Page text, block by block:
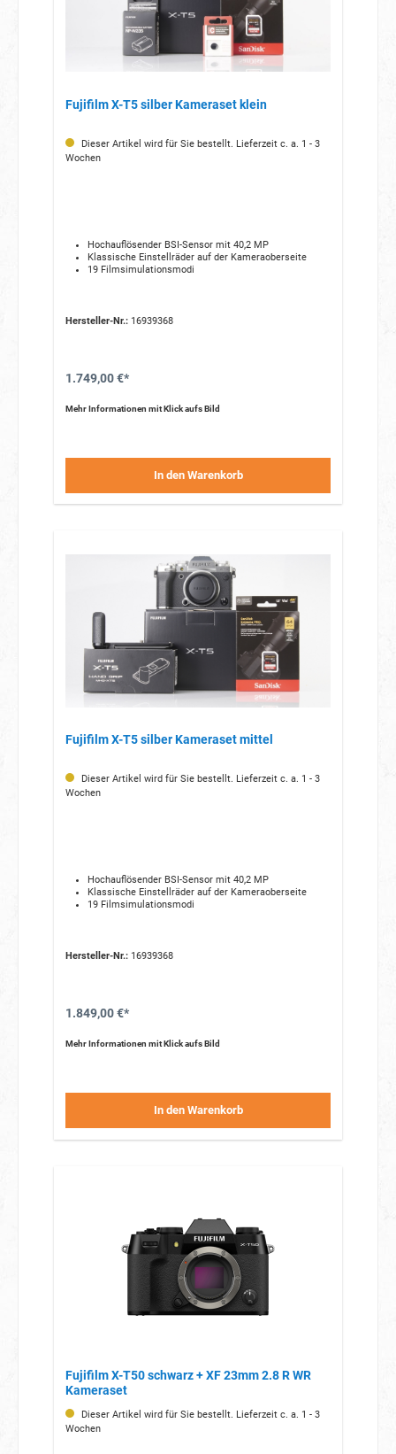
Fujifilm X-T5 silber Kameraset klein
Dieser Artikel wird für Sie bestellt. Lieferzeit c. a. 1 - 3
Wochen
Hochauflösender BSI-Sensor mit 40,2 MP
Klassische Einstellräder auf der Kameraoberseite
19 Filmsimulationsmodi
Hersteller-Nr.:16939368
1.749,00 €*
Mehr Informationen mit Klick aufs Bild
In den Warenkorb
Fujifilm X-T5 silber Kameraset mittel
Dieser Artikel wird für Sie bestellt. Lieferzeit c. a. 1 - 3
Wochen
Hochauflösender BSI-Sensor mit 40,2 MP
Klassische Einstellräder auf der Kameraoberseite
19 Filmsimulationsmodi
Hersteller-Nr.:16939368
1.849,00 €*
Mehr Informationen mit Klick aufs Bild
In den Warenkorb
Fujifilm X-T50 schwarz + XF 23mm 2.8 R WR
Kameraset
Dieser Artikel wird für Sie bestellt. Lieferzeit c. a. 1 - 3
Wochen